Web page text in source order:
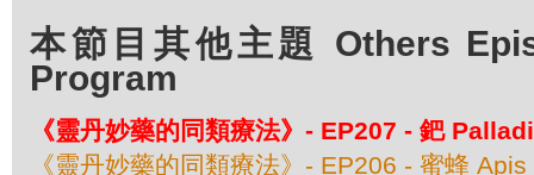
本節目其他主題 Others
Program
《靈丹妙藥的同類療法》- EP207 - 鈀
《靈丹妙藥的同類療法》- EP206 - 蜜蜂